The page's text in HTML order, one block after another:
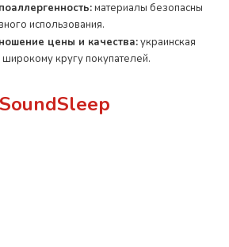
материалы безопасны
использования.
цены и качества:украинская
кругу покупателей.